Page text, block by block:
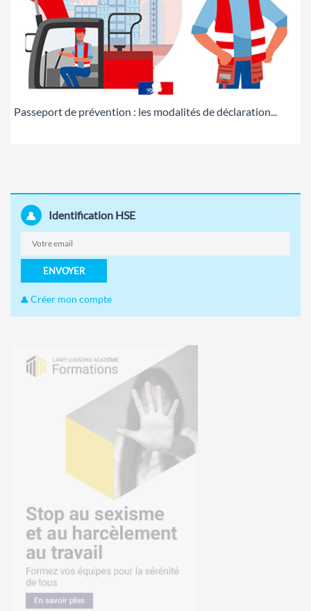
Passeport de prévention : les modalités de déclaration...
Identification HSE
ENVOYER
Créer mon compte